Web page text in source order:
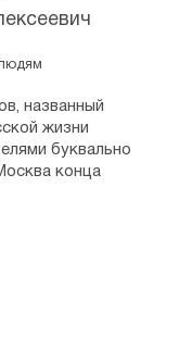
названный
жизни
буквально
конца
антикваров,
бандитами
знаменитой
знаменитыми